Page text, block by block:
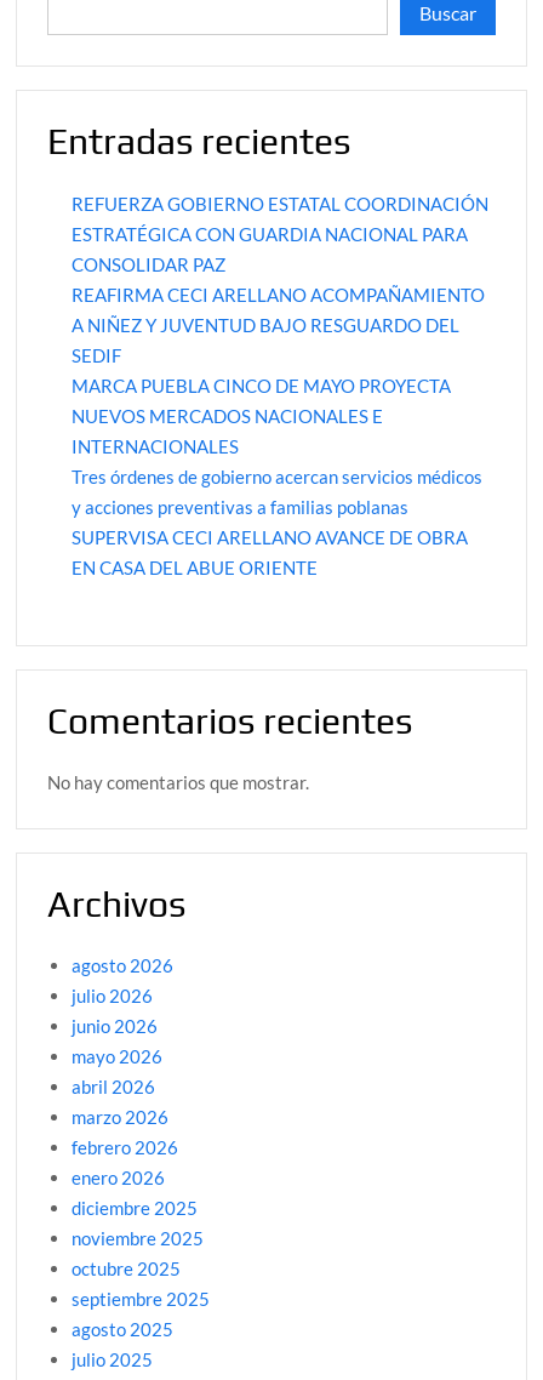
Buscar
Entradas recientes
REFUERZA GOBIERNO ESTATAL COORDINACIÓN
ESTRATÉGICA CON GUARDIA NACIONAL PARA
CONSOLIDAR PAZ
REAFIRMA CECI ARELLANO ACOMPAÑAMIENTO
A NIÑEZ Y JUVENTUD BAJO RESGUARDO DEL
SEDIF
MARCA PUEBLA CINCO DE MAYO PROYECTA
NUEVOS MERCADOS NACIONALES E
INTERNACIONALES
Tres órdenes de gobierno acercan servicios médicos
y acciones preventivas a familias poblanas
SUPERVISA CECI ARELLANO AVANCE DE OBRA
EN CASA DEL ABUE ORIENTE
Comentarios recientes
No hay comentarios que mostrar.
Archivos
agosto 2026
julio 2026
junio 2026
mayo 2026
abril 2026
marzo 2026
febrero 2026
enero 2026
diciembre 2025
noviembre 2025
octubre 2025
septiembre 2025
agosto 2025
julio 2025